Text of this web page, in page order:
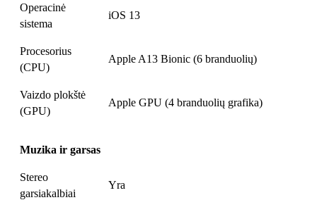
Operacinė
sistema
iOS 13
Procesorius
(CPU)
Apple A13 Bionic (6 branduolių)
Vaizdo plokštė
(GPU)
Apple GPU (4 branduolių grafika)
Muzika ir garsas
Stereo
garsiakalbiai
Yra